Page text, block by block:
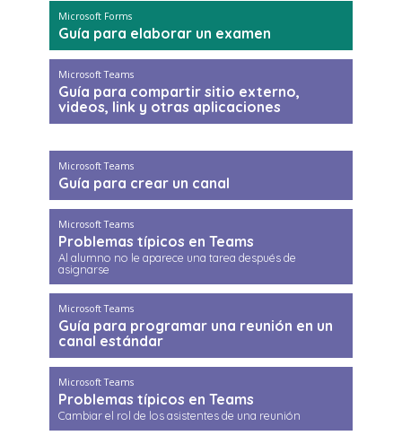
Microsoft Forms
Guía para elaborar un examen
Microsoft Teams
Guía para compartir sitio externo,
videos, link y otras aplicaciones
Microsoft Teams
Guía para crear un canal
Microsoft Teams
Problemas típicos en Teams
Al alumno no le aparece una tarea después de
asignarse
Microsoft Teams
Guía para programar una reunión en un
canal estándar
Microsoft Teams
Problemas típicos en Teams
Cambiar el rol de los asistentes de una reunión